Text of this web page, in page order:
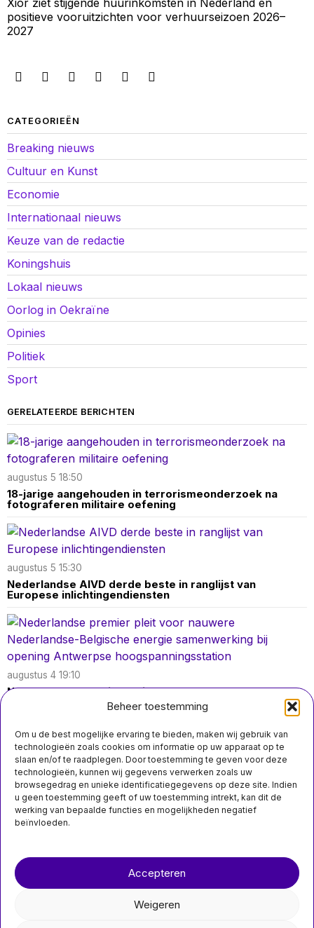
Beheer toestemming
Om u de best mogelijke ervaring te bieden, maken wij gebruik van
technologieën zoals cookies om informatie op uw apparaat op te
slaan en/of te raadplegen. Door toestemming te geven voor deze
technologieën, kunnen wij gegevens verwerken zoals uw
browsegedrag en unieke identificatiegegevens op deze site. Indien
u geen toestemming geeft of uw toestemming intrekt, kan dit de
werking van bepaalde functies en mogelijkheden negatief
beïnvloeden.
Accepteren
Weigeren
Xior ziet stijgende huurinkomsten in Nederland en
positieve vooruitzichten voor verhuurseizoen 2026–
2027
CATEGORIEËN
Breaking nieuws
Cultuur en Kunst
Economie
Internationaal nieuws
Keuze van de redactie
Koningshuis
Lokaal nieuws
Oorlog in Oekraïne
Opinies
Politiek
Sport
GERELATEERDE BERICHTEN
augustus 5 18:50
18-jarige aangehouden in terrorismeonderzoek na
fotograferen militaire oefening
augustus 5 15:30
Nederlandse AIVD derde beste in ranglijst van
Europese inlichtingendiensten
augustus 4 19:10
Nederlandse premier pleit voor nauwere Nederlandse-
Belgische energie samenwerking bij opening
Antwerpse hoogspanningsstation
augustus 2 10:10
Twee mannen aangehouden na bekladding van
Nationaal Monument op de Dam in Amsterdam
nieuwsimpuls.online
MIS HET NIET
Schadebureaus in Groningen